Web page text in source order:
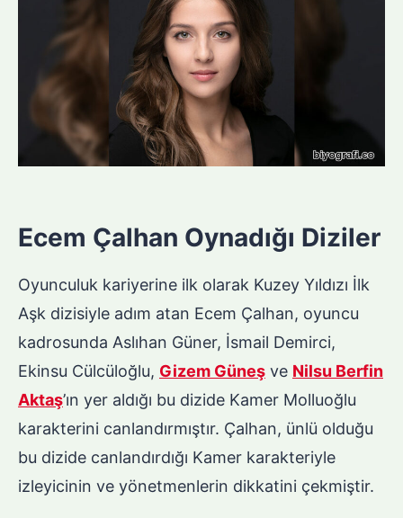
Ecem Çalhan Oynadığı Diziler
Oyunculuk kariyerine ilk olarak Kuzey Yıldızı İlk
Aşk dizisiyle adım atan Ecem Çalhan, oyuncu
kadrosunda Aslıhan Güner, İsmail Demirci,
Ekinsu Cülcüloğlu, Gizem Güneş ve Nilsu Berfin
Aktaş’ın yer aldığı bu dizide Kamer Molluoğlu
karakterini canlandırmıştır. Çalhan, ünlü olduğu
bu dizide canlandırdığı Kamer karakteriyle
izleyicinin ve yönetmenlerin dikkatini çekmiştir.